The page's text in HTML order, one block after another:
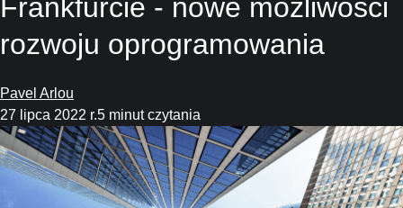
Frankfurcie - nowe możliwości
rozwoju oprogramowania
Pavel Arlou
27 lipca 2022 r.5 minut czytania